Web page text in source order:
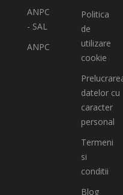
ANPC
- SAL
ANPC
Politica
de
utilizare
cookie
datelor cu
caracter
personal
Termeni
si
conditii
Blog